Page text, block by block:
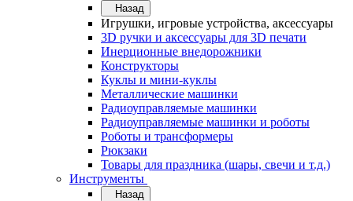
Назад
Игрушки, игровые устройства, аксессуары
3D ручки и аксессуары для 3D печати
Инерционные внедорожники
Конструкторы
Куклы и мини-куклы
Металлические машинки
Радиоуправляемые машинки
Радиоуправляемые машинки и роботы
Роботы и трансформеры
Рюкзаки
Товары для праздника (шары, свечи и т.д.)
Инструменты
Назад